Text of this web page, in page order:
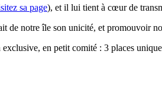
sa page), et il lui tient à cœur de
de notre île son unicité, et promouvoir
en petit comité : 3 places